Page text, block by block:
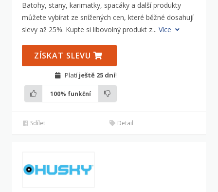
Batohy, stany, karimatky, spacáky a další produkty
můžete vybírat ze snížených cen, které běžné dosahují
slevy až 25%. Kupte si libovolný produkt z... Více
ZÍSKAT SLEVU
Platí ještě 25 dní!
100% funkční
Sdílet Detail